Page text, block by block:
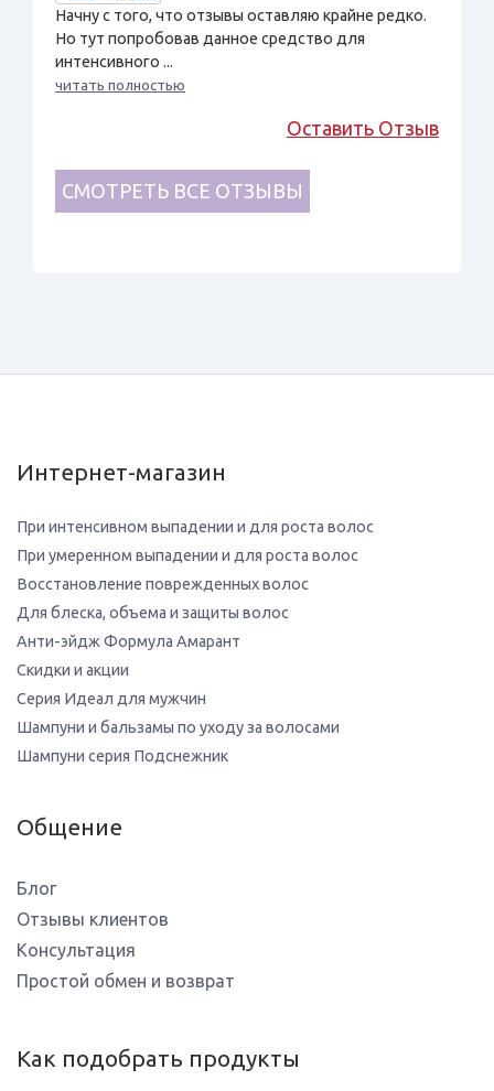
Начну с того, что отзывы оставляю крайне редко.
Но тут попробовав данное средство для
интенсивного ...
читать полностью
Оставить Отзыв
СМОТРЕТЬ ВСЕ ОТЗЫВЫ
Интернет-магазин
При интенсивном выпадении и для роста волос
При умеренном выпадении и для роста волос
Восстановление поврежденных волос
Для блеска, объема и защиты волос
Анти-эйдж Формула Амарант
Скидки и акции
Серия Идеал для мужчин
Шампуни и бальзамы по уходу за волосами
Шампуни серия Подснежник
Общение
Блог
Отзывы клиентов
Консультация
Простой обмен и возврат
Как подобрать продукты